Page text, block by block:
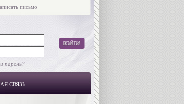
письмо
пароль?
СВЯЗЬ